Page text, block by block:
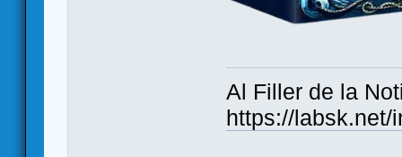
Al Filler de la
https://labsk.net/